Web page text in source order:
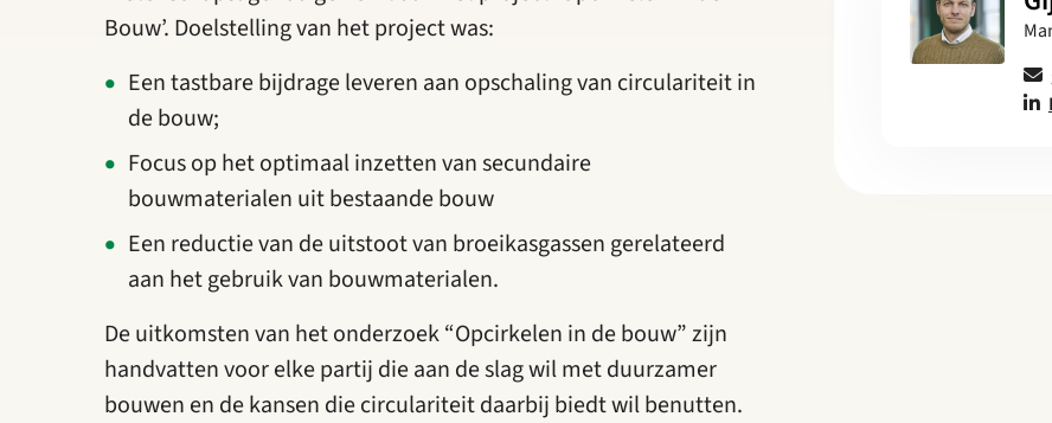
Bouw’. Doelstelling van het project was:
Een tastbare bijdrage leveren aan opschaling van circulariteit in
de bouw;
Focus op het optimaal inzetten van secundaire
bouwmaterialen uit bestaande bouw
Een reductie van de uitstoot van broeikasgassen gerelateerd
aan het gebruik van bouwmaterialen.
De uitkomsten van het onderzoek “Opcirkelen in de bouw” zijn
handvatten voor elke partij die aan de slag wil met duurzamer
bouwen en de kansen die circulariteit daarbij biedt wil benutten.